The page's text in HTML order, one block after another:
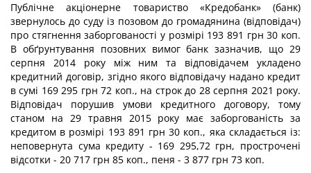
Публічне акціонерне товариство «Кредобанк» (банк)
звернулось до суду із позовом до громадянина (відповідач)
про стягнення заборгованості у розмірі 193 891 грн 30 коп.
В обґрунтування позовних вимог банк зазначив, що 29
серпня 2014 року між ним та відповідачем укладено
кредитний договір, згідно якого відповідачу надано кредит
в сумі 169 295 грн 72 коп., на строк до 28 серпня 2021 року.
Відповідач порушив умови кредитного договору, тому
станом на 29 травня 2015 року має заборгованість за
кредитом в розмірі 193 891 грн 30 коп., яка складається із:
неповернута сума кредиту - 169 295,72 грн, прострочені
відсотки - 20 717 грн 85 коп., пеня - 3 877 грн 73 коп.